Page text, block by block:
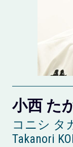
小西 た
コニシ タ
Takanori